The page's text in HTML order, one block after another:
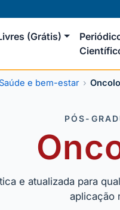
(Grátis)
e bem-estar
PÓS-
e atualizada para
aplicação